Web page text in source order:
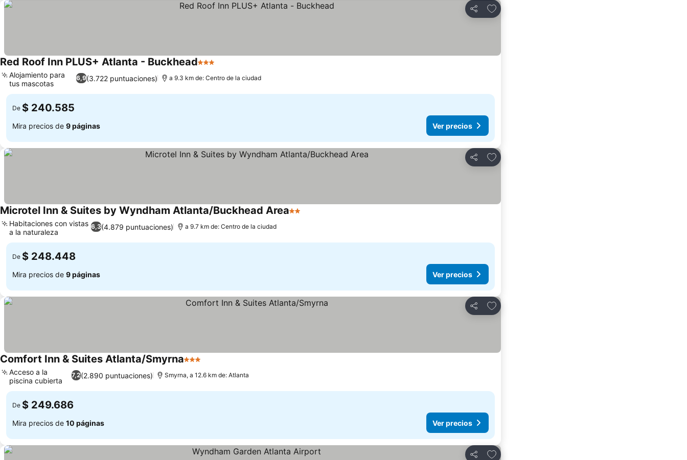
Compartir
Agregar a favoritos
Red Roof Inn PLUS+ Atlanta - Buckhead3 Estrellas
6,9(3.722 puntuaciones)
Alojamiento para
tus mascotas
a 9.3 km de: Centro de la ciudad
De $ 240.585
Mira precios de 9 páginas Ver precios
Compartir
Agregar a favoritos
Microtel Inn & Suites by Wyndham Atlanta/Buckhead Area2 Estrellas
6,3(4.879 puntuaciones)
Habitaciones con vistas
a la naturaleza
a 9.7 km de: Centro de la ciudad
De $ 248.448
Mira precios de 9 páginas Ver precios
Compartir
Agregar a favoritos
Comfort Inn & Suites Atlanta/Smyrna3 Estrellas
7,2(2.890 puntuaciones)
Acceso a la
piscina cubierta
Smyrna, a 12.6 km de: Atlanta
De $ 249.686
Mira precios de 10 páginas Ver precios
Agregar a favoritos